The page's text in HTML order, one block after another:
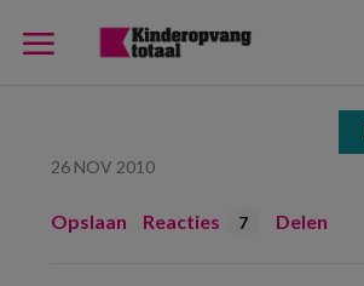
26 NOV 2010
Opslaan Reacties 7 Delen